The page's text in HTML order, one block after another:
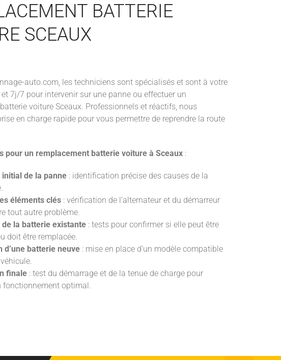
BATTERIE
SCEAUX
auto.com, les techniciens sont spécialisés et sont à votre
7j/7 pour intervenir sur une panne ou effectuer un
voiture Sceaux. Professionnels et réactifs, nous
en charge rapide pour vous permettre de reprendre la route
pour un remplacement batterie voiture à Sceaux :
initial de la panne : identification précise des causes de la
éléments clés : vérification de l’alternateur et du démarreur
tout autre problème.
de la batterie existante : tests pour confirmer si elle peut être
doit être remplacée.
d’une batterie neuve : mise en place d’un modèle compatible
finale : test du démarrage et de la tenue de charge pour
fonctionnement optimal.